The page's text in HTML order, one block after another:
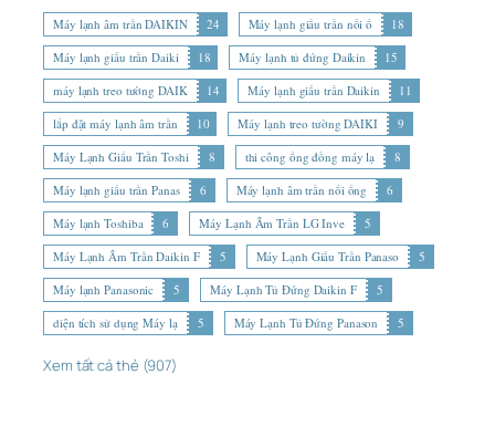
Máy lạnh âm trần DAIKIN 24 Máy lạnh giấu trần nối ố
18
Máy lạnh giấu trần Daiki
18 Máy lạnh tủ đứng Daikin
15
máy lạnh treo tường DAIK
14 Máy lạnh giấu trần Daikin
11
lắp đặt máy lạnh âm trần
10 Máy lạnh treo tường DAIKI
9
Máy Lạnh Giấu Trần Toshi
8 thi công ống đồng máy lạ
8
Máy lạnh giấu trần Panas
6 Máy lạnh âm trần nối ống
6
Máy lạnh Toshiba
6 Máy Lạnh Âm Trần LG Inve
5
Máy Lạnh Âm Trần Daikin F
5 Máy Lạnh Giấu Trần Panaso
5
Máy lạnh Panasonic
5 Máy Lạnh Tủ Đứng Daikin F
5
diện tích sử dụng Máy lạ
5 Máy Lạnh Tủ Đứng Panason 5
Xem tất cả thẻ (907)